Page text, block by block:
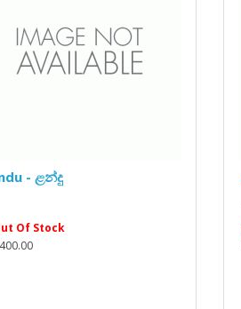
- ළන්දු
Of Stock